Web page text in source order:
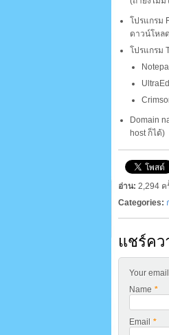
โปรแกรม
ดาวน์โหล
โปรแกรม
Domain
host ก็ได้)
อ่าน: 2,294 ค
Categories:
แชร์คว
Your
Name *
Email *